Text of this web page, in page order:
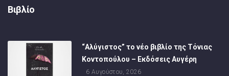
Βιβλίο
“Αλύγιστος” το νέο βιβλίο της Τόνιας
Κοντοπούλου – Εκδόσεις Αυγέρη
6 Αυγούστου, 2026